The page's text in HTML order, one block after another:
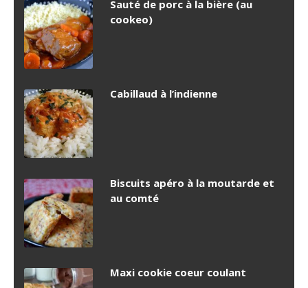
Sauté de porc à la bière (au
cookeo)
Cabillaud à l’indienne
Biscuits apéro à la moutarde et
au comté
Maxi cookie coeur coulant